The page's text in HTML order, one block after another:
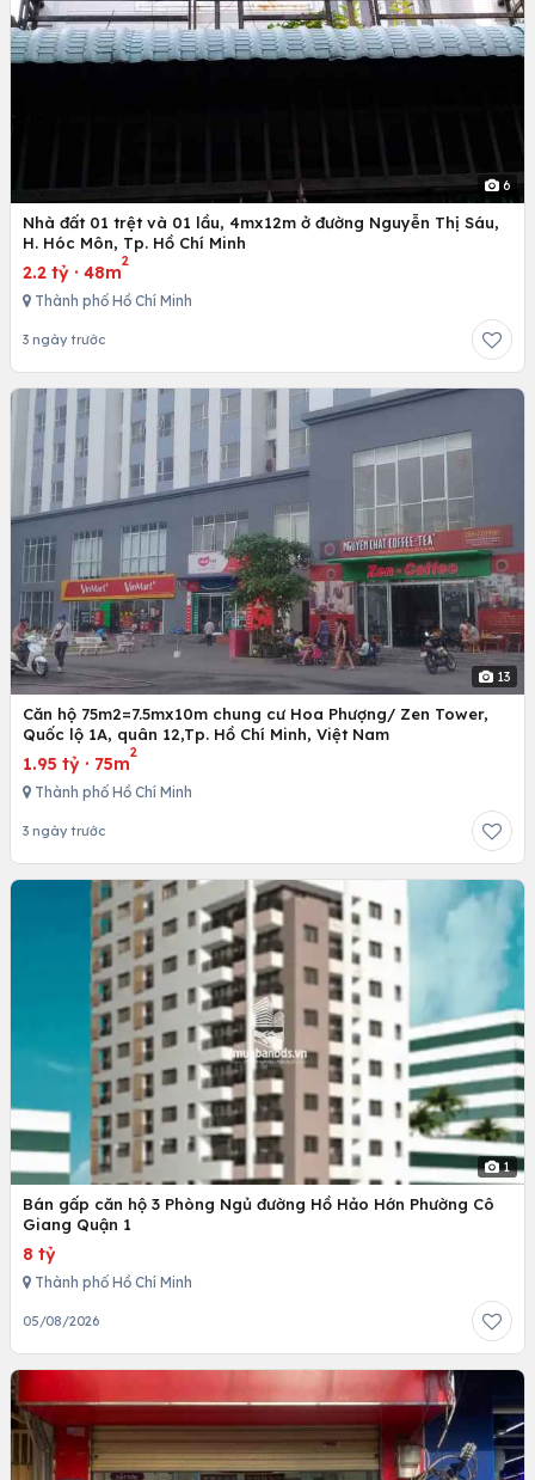
6
Nhà đất 01 trệt và 01 lầu, 4mx12m ở đường Nguyễn Thị Sáu,
H. Hóc Môn, Tp. Hồ Chí Minh
2.2 tỷ · 48m
2
Thành phố Hồ Chí Minh
3 ngày trước
13
Căn hộ 75m2=7.5mx10m chung cư Hoa Phượng/ Zen Tower,
Quốc lộ 1A, quân 12,Tp. Hồ Chí Minh, Việt Nam
1.95 tỷ · 75m
2
Thành phố Hồ Chí Minh
3 ngày trước
1
Bán gấp căn hộ 3 Phòng Ngủ đường Hồ Hảo Hớn Phường Cô
Giang Quận 1
8 tỷ
Thành phố Hồ Chí Minh
05/08/2026